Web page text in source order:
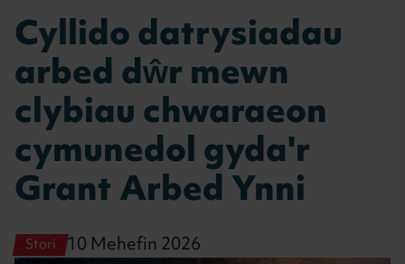
Cyllido datrysiadau
arbed dŵr mewn
clybiau chwaraeon
cymunedol gyda'r
Grant Arbed Ynni
Stori 10 Mehefin 2026